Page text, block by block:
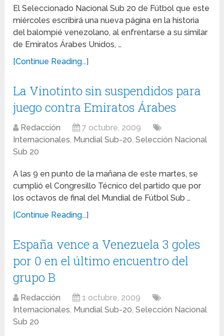
El Seleccionado Nacional Sub 20 de Fútbol que este
miércoles escribirá una nueva página en la historia
del balompié venezolano, al enfrentarse a su similar
de Emiratos Árabes Unidos, …
[Continue Reading...]
La Vinotinto sin suspendidos para
juego contra Emiratos Árabes
Redacción
7 octubre, 2009
Internacionales, Mundial Sub-20,Selección Nacional
Sub 20
A las 9 en punto de la mañana de este martes, se
cumplió el Congresillo Técnico del partido que por
los octavos de final del Mundial de Fútbol Sub …
[Continue Reading...]
España vence a Venezuela 3 goles
por 0 en el último encuentro del
grupo B
Redacción
1 octubre, 2009
Internacionales, Mundial Sub-20,Selección Nacional
Sub 20